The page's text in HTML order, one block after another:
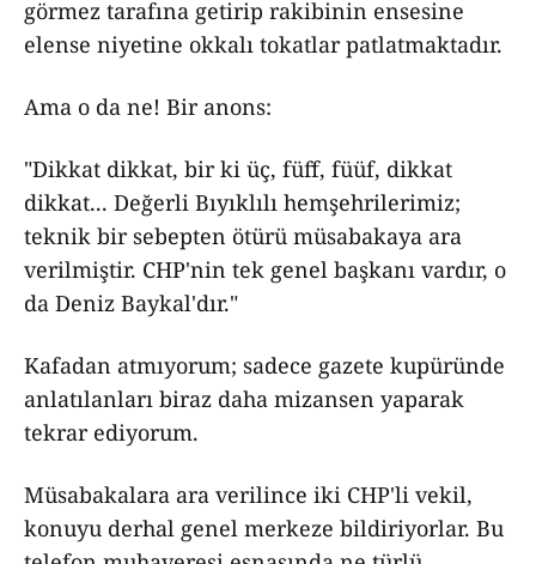
görmez tarafına getirip rakibinin ensesine
elense niyetine okkalı tokatlar patlatmaktadır.
Ama o da ne! Bir anons:
"Dikkat dikkat, bir ki üç, füff, füüf, dikkat
dikkat... Değerli Bıyıklılı hemşehrilerimiz;
teknik bir sebepten ötürü müsabakaya ara
verilmiştir. CHP'nin tek genel başkanı vardır, o
da Deniz Baykal'dır."
Kafadan atmıyorum; sadece gazete kupüründe
anlatılanları biraz daha mizansen yaparak
tekrar ediyorum.
Müsabakalara ara verilince iki CHP'li vekil,
konuyu derhal genel merkeze bildiriyorlar. Bu